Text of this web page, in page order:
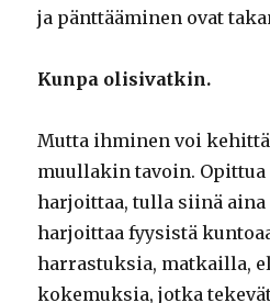
ja pänttääminen ovat
Kunpa olisivatkin.
Mutta ihminen voi
muullakin tavoin.
harjoittaa, tulla siinä
harjoittaa fyysistä
harrastuksia, matkailla,
kokemuksia, jotka